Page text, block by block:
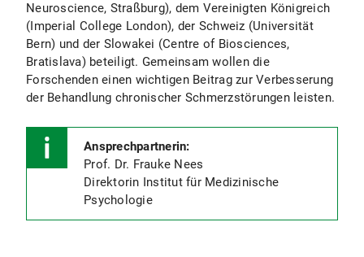
Neuroscience, Straßburg), dem Vereinigten Königreich
(Imperial College London), der Schweiz (Universität
Bern) und der Slowakei (Centre of Biosciences,
Bratislava) beteiligt. Gemeinsam wollen die
Forschenden einen wichtigen Beitrag zur Verbesserung
der Behandlung chronischer Schmerzstörungen leisten.
Ansprechpartnerin:
Prof. Dr. Frauke Nees
Direktorin Institut für Medizinische
Psychologie